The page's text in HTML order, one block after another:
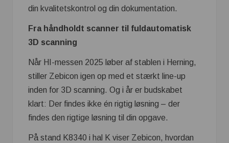
din kvalitetskontrol og din dokumentation.
Fra håndholdt scanner til fuldautomatisk
3D scanning
Når HI-messen 2025 løber af stablen i Herning,
stiller Zebicon igen op med et stærkt line-up
inden for 3D scanning. Og i år er budskabet
klart: Der findes ikke én rigtig løsning – der
findes den rigtige løsning til din opgave.
På stand K8340 i hal K viser Zebicon, hvordan